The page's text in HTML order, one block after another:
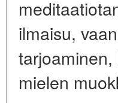
ilmaisu,
mielen